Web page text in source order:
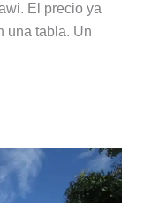
El precio ya
una tabla. Un